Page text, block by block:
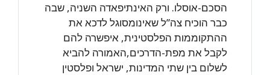
הסכם-אוסלו. ורק האינתיפאדה השניה, שבה
כבר הוכיח צה”ל שאינומסוגל לדכא את
ההתקוממות הפלסטינית, איפשרה להם
לקבל את מפת-הדרכים,האמורה להביא
לשלום בין שתי המדינות, ישראל ופלסטין